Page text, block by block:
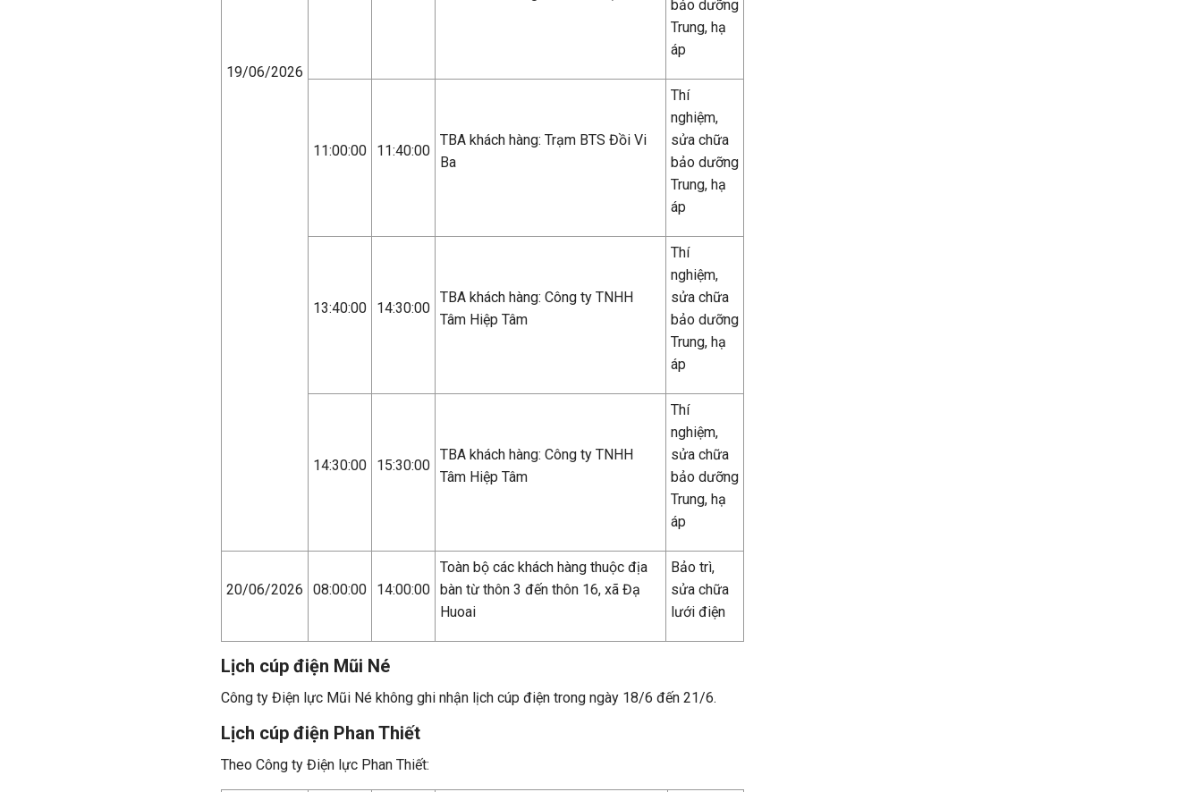
19/06/2026
bảo dưỡng
Trung, hạ
áp
11:00:00 11:40:00
TBA khách hàng: Trạm BTS Đồi Vi
Ba
Thí
nghiệm,
sửa chữa
bảo dưỡng
Trung, hạ
áp
13:40:00 14:30:00
TBA khách hàng: Công ty TNHH
Tâm Hiệp Tâm
Thí
nghiệm,
sửa chữa
bảo dưỡng
Trung, hạ
áp
14:30:00 15:30:00
TBA khách hàng: Công ty TNHH
Tâm Hiệp Tâm
Thí
nghiệm,
sửa chữa
bảo dưỡng
Trung, hạ
áp
20/06/2026 08:00:00 14:00:00
Toàn bộ các khách hàng thuộc địa
bàn từ thôn 3 đến thôn 16, xã Đạ
Huoai
Bảo trì,
sửa chữa
lưới điện
Lịch cúp điện Mũi Né
Công ty Điện lực Mũi Né không ghi nhận lịch cúp điện trong ngày 18/6 đến 21/6.
Lịch cúp điện Phan Thiết
Theo Công ty Điện lực Phan Thiết: